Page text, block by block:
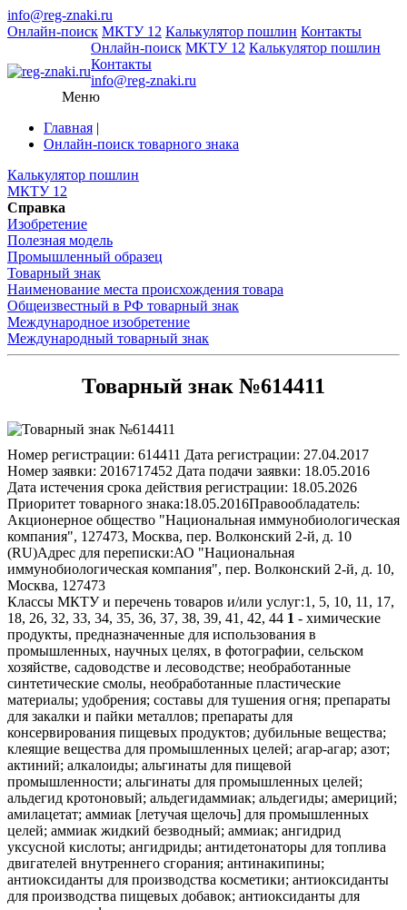
info@reg-znaki.ru
Онлайн-поиск МКТУ 12 Калькулятор пошлин Контакты
Онлайн-поиск МКТУ 12 Калькулятор пошлин
Контакты
info@reg-znaki.ru
Меню
Главная |
Онлайн-поиск товарного знака
Калькулятор пошлин
МКТУ 12
Справка
Изобретение
Полезная модель
Промышленный образец
Товарный знак
Наименование места происхождения товара
Общеизвестный в РФ товарный знак
Международное изобретение
Международный товарный знак
Товарный знак №614411
Номер регистрации: 614411 Дата регистрации: 27.04.2017
Номер заявки: 2016717452 Дата подачи заявки: 18.05.2016
Дата истечения срока действия регистрации: 18.05.2026
Приоритет товарного знака:18.05.2016Правообладатель:
Акционерное общество "Национальная иммунобиологическая
компания", 127473, Москва, пер. Волконский 2-й, д. 10
(RU)Адрес для переписки:АО "Национальная
иммунобиологическая компания", пер. Волконский 2-й, д. 10,
Москва, 127473
Классы МКТУ и перечень товаров и/или услуг:1, 5, 10, 11, 17,
18, 26, 32, 33, 34, 35, 36, 37, 38, 39, 41, 42, 44 1 - химические продукты, предназначенные для использования в промышленных, научных целях, в фотографии, сельском хозяйстве, садоводстве и лесоводстве; необработанные синтетические смолы, необработанные пластические материалы; удобрения; составы для тушения огня; препараты для закалки и пайки металлов; препараты для консервирования пищевых продуктов; дубильные вещества; клеящие вещества для промышленных целей; агар-агар; азот; актиний; алкалоиды; альгинаты для пищевой промышленности; альгинаты для промышленных целей; альдегид кротоновый; альдегидаммиак; альдегиды; америций; амилацетат; аммиак [летучая щелочь] для промышленных целей; аммиак жидкий безводный; аммиак; ангидрид уксусной кислоты; ангидриды; антидетонаторы для топлива двигателей внутреннего сгорания; антинакипины; антиоксиданты для производства косметики; антиоксиданты для производства пищевых добавок; антиоксиданты для производства фармацевтических продуктов; антиоксиданты для промышленности; антистатики, за исключением бытовых; антифризы; аппреты для текстильной промышленности; аргон; арсенат свинца; астатин; ацетат алюминия; ацетат кальция; ацетат свинца; ацетат целлюлозы необработанный; ацетаты [химические вещества]; ацетилен; ацетон; бактерициды энологические [химические препараты, используемые при производстве вин]; бальзам из гурьюна для изготовления олиф, лаков; барий; бариты; белки [животные или растительные, сырье]; белки животные [сырье]; белки йодистые; белки солодовые; бентонит; беркелий; бикарбонат натрия для химических целей; биоксалат калия; бихромат калия; бихромат натрия; бокситы; бром для химических целей; бумага альбуминовая; бумага баритовая; бумага для диазокопирования; бумага для светокопий; бумага индикаторная химическая; бумага реактивная лакмусовая; бумага реактивная, за исключением используемой для медицинских или ветеринарных целей; бумага самовирирующаяся [фотография]; бумага селитренная; бумага сенсибилизированная; бумага фотометрическая; бура; вар садовый; замазки восковые для прививки деревьев; вещества агглютинирующие для бетона; вещества для газоочистки; вещества для матирования; вещества для отделения и разложения жиров; вещества для предотвращения спускания чулочной петли; вещества для умягчения воды; вещества для флуатирования; вещества и материалы клеящие для промышленных целей; вещества поверхностно-активные; вещества подслащивающие искусственные [химические препараты]; вещества расщепляющиеся для получения ядерной энергии; вещества связующие для литейного производства; вещества химические для вспенивания бетона; вещества химические для выделки кожи; вещества химические для изготовления красок; вещества химические для изготовления пигментов; вещества химические для разжижения крахмала [вещества обесклеивающие]; вещества, предохраняющие цветы от увядания; вещества, способствующие сохранению семян; вискоза; висмут; висмут азотисто-кислый для химических целей; витамины для пищевой промышленности; витамины для производства косметики; витамины для производства пищевых добавок; витамины для производства фармацевтических продуктов; витерит; вода дистиллированная; вода морская для промышленных целей; вода подкисленная для перезарядки аккумуляторов; вода тяжелая; водород; водоросли морские [удобрения]; гадолиний; газопоглотители [химически активные вещества]; газы защитные для сварки; газы отвержденные для промышленных целей; газы-пропилленты для аэрозолей; галлат висмута основной; галлий; гамбир [дубильное вещество]; гелий; гель электрофоретический не для медицинских или ветеринарных целей; гены семян для сельскохозяйственного производства; гидразин; диамид; гидрат алюминия; гидраты; гипосульфиты; глазури для керамики; гликоли; глина вспученная для гидропонных культур [субстрат]; глина фарфоровая [белая]; глинозем; глицериды; глицерин для промышленных целей; глюкоза для пищевой промышленности; глюкоза для промышленных целей; глюкозиды; глютен для пищевой промышленности; глютен для промышленных целей; гольмий; гормоны для ускорения созревания фруктов; горшочки торфоперегнойные для садоводства и огородничества; графит для промышленных целей; гуано; гумус; декстрин [аппрет]; детергенты, используемые в производственных процессах; дефолианты; диастазы для промышленных целей; диатомит; кизельгур; диоксид марганца; диоксид титана для промышленных целей; диоксид циркония; диспергаторы для масел; диспергаторы для нефти; дисперсии пластмасс; диспрозий; дихлорид олова; добавки для бензина очищающие; добавки керамические, используемые при обжиге [гранулы и порошок]; добавки химические для буровых растворов; добавки химические для инсектицидов; добавки химические для масел; добавки химические для моторного топлива; добавки химические для фунгицидов; доломит для промышленных целей; древесина дубильная; европий; желатин для использования в фотографии; желатин для промышленных целей; жидкости вспомогательные для использования с абразивами; жидкости для гидравлических систем; жидкости для десульфатирования электрических аккумуляторов; жидкости для усилителя рулевого управления; жидкости тормозные; жидкость магнитная для промышленных целей; жидкость трансмиссионная; замазки для трещин в деревьях [лесное хозяйство]; замазки стекольные; замедлители для ядерных реакторов; земля диатомовая; земля фуллерова для текстильной промышленности; известь хлорная; изотопы для промышленных целей; йод для промышленных целей; йод для химических целей; йодид алюминия; йодиды щелочных металлов для промышленных целей; ионообменники [препараты химические]; иттербий; иттрий; казеин для пищевой промышленности; казеин для промышленных целей; каинит; калий; калий щавелевокислый; калифорний; камедь сенегальская для промышленных целей; камень винный, за исключением используемого для фармацевтических целей; камфора для промышленных целей; карбид кальция; карбид кремния [сырье]; карбиды; карбонат кальция; карбонат магния; карбонаты; карбюризаторы [металлургия]; кассиопий [лютеций]; катализаторы; катализаторы биохимические; катеху [дубильный экстракт]; каустики для промышленных целей; квасцы; квасцы алюминиево-аммониевые; квасцы алюминиевые; квасцы хромовые; квебрахо для промышленных целей; кетоны; кинопленки сенсибилизированные неэкспонированные; кислород; кислота азотная; кислота антраниловая; кислота бензойная; кислота борная для промышленных целей; кислота винная; кислота вольфрамовая; кислота галловая для производства чернил; кислота галлодубильная; танин; кислота глутаминовая для промышленных целей; кислота дубильная; кислота йодноватая; кислота карболовая для промышленных целей; кислота лимонная для промышленных целей; кислота молочная; кислота муравьиная; кислота надсерная; кислота олеиновая; кислота пикриновая; кислота пирогалловая; кислота салициловая; кислота себациновая; кислота серная; кислота сернистая; кислота соляная; кислота стеариновая; кислота угольная; кислота уксусная; кислота фосфорная; кислота фтористоводородная; кислота хлористоводородная; кислота холевая; кислота хромовая; кислота щавелевая; кислоты; кислоты бензольного ряда; кислоты жирные; кислоты минеральные; кислоты мышьяковистые; клеи для афиш; клеи для кожи; клеи для облицовочных плиток; клеи для обоев; клеи для промышленных целей; клеи для ремонта разбитых изделий; клеи природные [клеящие вещества] для промышленных целей; клеи растительные для борьбы с насекомыми; клей рыбий, за исключением канцелярского, пищевого или бытового; клейковина [клей], за исключением канцелярского или бытового; клейстер крахмальный [клей], за исключением канцелярского или бытового клея; клетки стволовые, за исключением используемых для медицинских или ветеринарных целей; коллаген для промышленных целей; коллодий; компост; консерванты для пива; консерванты для фармацевтической промышленности; кора мангрового дерева для промышленных целей; корье дубильное; крахмал для промышленных целей; кремний; креозот для химических целей; криптон; ксенон; культуры из биологических тканей, за исключением используемых для медицинских или ветеринарных целей; культуры из микроорганизмов, за исключением используемых для медицинских или ветеринарных целей; кюрий; лактоза [сырье]; лактоза для пищевой промышленности; лактоза для промышленных целей; лантан; лед сухой [диоксид углерода]; лецитин [сырье]; лецитин для пищевой промышленности; лецитин для промышленных целей; литий; магнезиты; манганаты; масла для дубления кожи; масла для обработки выделанной кожи; масла для обработки кожи в процессе ее изготовления; масла для сохранения пищевых продуктов; масло хлорированное антраценовое для защиты растений; масса бумажная; масса древесная; мастика для прививки деревьев; мастики для кожи; мастики для шин; мастики масляные [шпатлевки]; материалы для абсорбции масел синтетические; материалы для пайки; материалы керамические в виде частиц для использования в качестве фильтрующих средств; материалы фильтрующие [необработанные пластмассы]; материалы фильтрующие [неорганические вещества]; материалы фильтрующие [растительные вещества]; материалы фильтрующие [химические вещества]; медный купорос; сульфат меди [медь сернокислая]; металлоиды; металлы щелочноземельные; металлы щелочные; метан; метилбензен; метилбензол; мука для промышленных целей; мука из тапиоки для промышленных целей; мука картофельная для промышленных целей; мыла металлические для промышленных целей; мышьяк; мягчители для кожи, за исключением масел; мягчители для промышленных целей; натрий; натрия гипохлорит; нафталин; нашатырь; нейтрализаторы токсичных газов; неодим; неон; нептуний; нитрат аммония; нитрат урана; нитраты; окислители [химические добавки для моторного топлива]; окись азота; окись бария; окись урана; оксалаты; оксид лития; оксид свинца; оксид сурьмы; оксид хрома; оксиды кобальта для промышленных целей; оксиды ртути; оливин [силикатный минерал]; орешки чернильные [дубильные]; осветлители; осветлители для вин; осветлители для текстильных изделий; осветлители и консерванты для пива; осветлители сусла; ослабители фотографические; основания [химические вещества]; отбел